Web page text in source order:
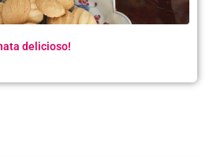
delicioso!